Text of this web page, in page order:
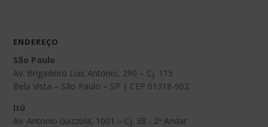
ENDEREÇO
São Paulo
Av. Brigadeiro Luis Antonio, 290 – Cj. 115
Bela Vista – São Paulo – SP | CEP 01318-902
Itú
Av. Antonio Gazzola, 1001 – Cj. 38 - 2º Andar